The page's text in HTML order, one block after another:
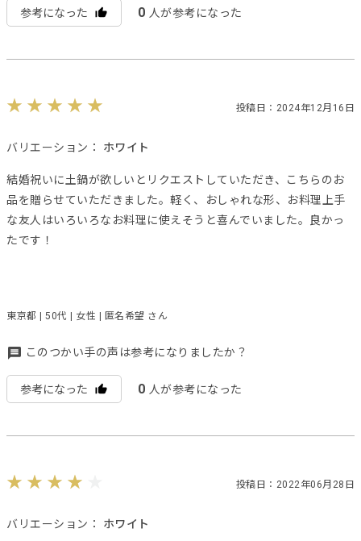
参考になった 0 人が参考になった
投稿日：2024年12月16日
バリエーション： ホワイト
結婚祝いに土鍋が欲しいとリクエストしていただき、こちらのお
品を贈らせていただきました。軽く、おしゃれな形、お料理上手
な友人はいろいろなお料理に使えそうと喜んでいました。良かっ
たです！
東京都 | 50代 | 女性 | 匿名希望 さん
このつかい手の声は参考になりましたか？
参考になった 0 人が参考になった
投稿日：2022年06月28日
バリエーション： ホワイト